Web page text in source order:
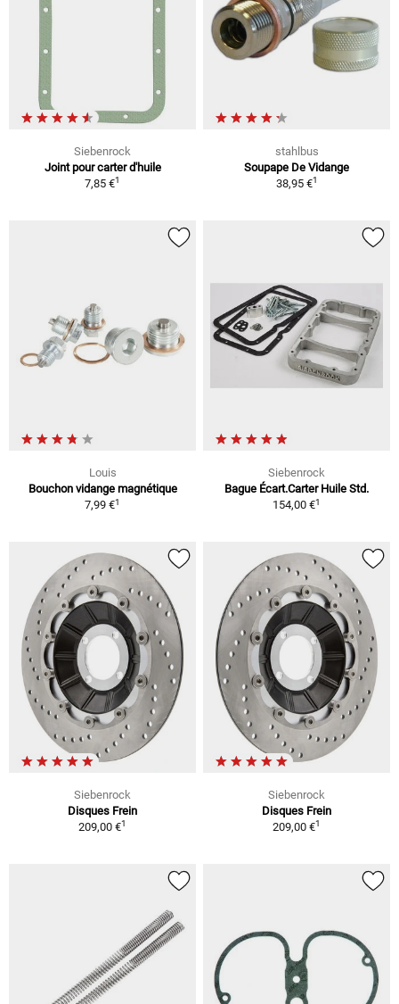
Siebenrock
Joint pour carter d'huile
7,85 €1
stahlbus
Soupape De Vidange
38,95 €1
Louis
Bouchon vidange magnétique
7,99 €1
Siebenrock
Bague Écart.Carter Huile Std.
154,00 €1
Siebenrock
Disques Frein
209,00 €1
Siebenrock
Disques Frein
209,00 €1